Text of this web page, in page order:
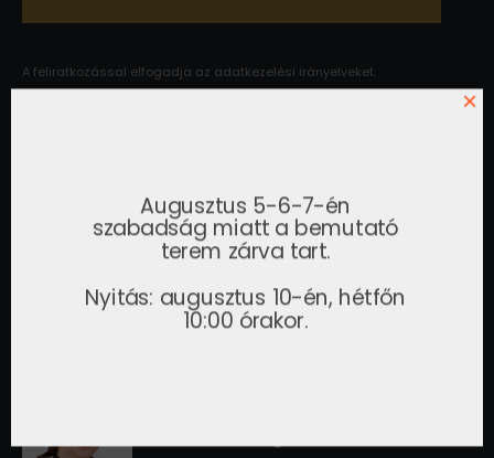
A feliratkozással elfogadja az adatkezelési irányelveket.
bemutatótermünkbe.
Gelei Sándor
+36 30 815 2151
gelei.sandor@airzone.hu
×
Augusztus 5-6-7-én
szabadság miatt a bemutató
terem zárva tart.
Nyitás: augusztus 10-én, hétfőn
10:00 órakor.